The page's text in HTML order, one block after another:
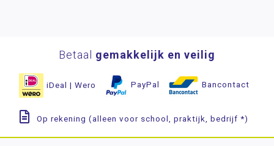
Betaal gemakkelijk en veilig
iDeal | Wero PayPal Bancontact
Op rekening (alleen voor school, praktijk, bedrijf *)